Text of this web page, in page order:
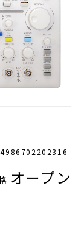
4986702202316
オープン